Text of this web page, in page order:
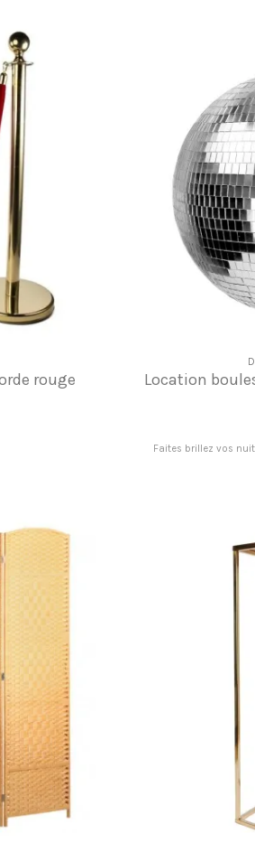
rouge Location
Faites brillez vos